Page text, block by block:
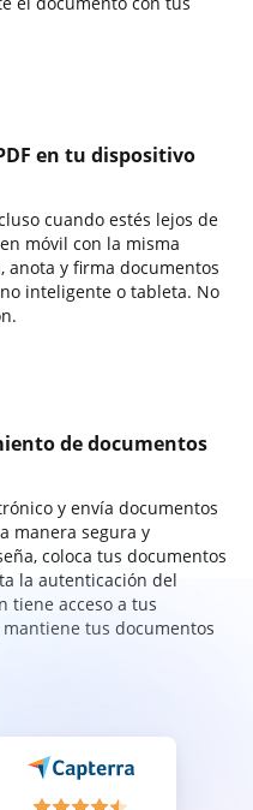
en tu dispositivo
cuando estés lejos de
móvil con la misma
y firma documentos
inteligente o tableta. No
de documentos
y envía documentos
manera segura y
coloca tus documentos
la autenticación del
tiene acceso a tus
tus documentos